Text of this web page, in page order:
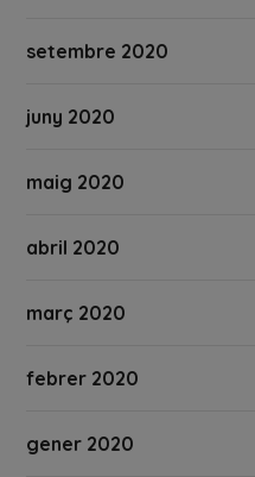
setembre 2020
juny 2020
maig 2020
abril 2020
març 2020
febrer 2020
gener 2020